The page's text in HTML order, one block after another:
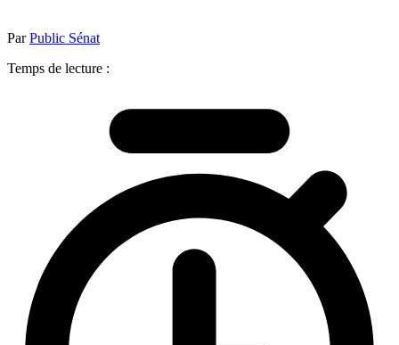
ParPublic Sénat
Temps de lecture :